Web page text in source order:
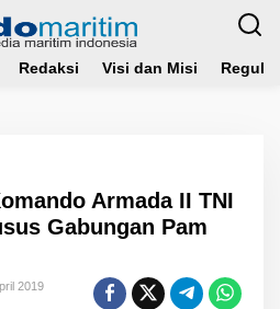
Redaksi Visi dan Misi
Armada II TNI
Gabungan Pam
2019